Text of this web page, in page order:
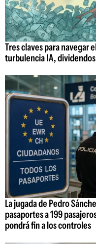
Tres claves para navegar
turbulencia IA,
La jugada de Pedro
pasaportes a 199
pondrá fin a los controles